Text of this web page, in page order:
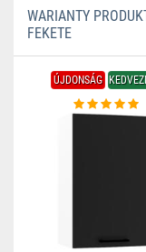
WARIANTY
FEKETE
ÚJDONSÁG